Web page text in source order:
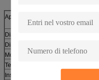
Applicabile per
Diametro di fibra ottica
Diametro stretto dell'amplificatore
Modo della fibra
Tempo di operazione
Inserisca la perdita